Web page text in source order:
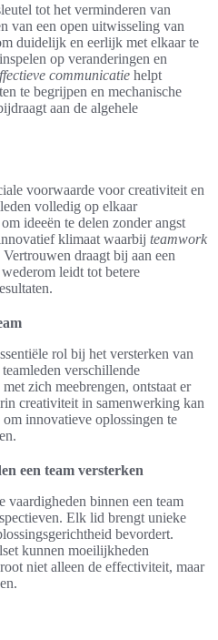
tot het verminderen van
van een open uitwisseling van
duidelijk en eerlijk met elkaar te
op veranderingen en
communicatie helpt
te begrijpen en mechanische
aan de algehele
voorwaarde voor creativiteit en
volledig op elkaar
ideeën te delen zonder angst
klimaat waarbij teamwork
draagt bij aan een
leidt tot betere
rol bij het versterken van
verschillende
zich meebrengen, ontstaat er
creativiteit in samenwerking kan
innovatieve oplossingen te
een team versterken
vaardigheden binnen een team
Elk lid brengt unieke
bevordert.
kunnen moeilijkheden
niet alleen de effectiviteit, maar